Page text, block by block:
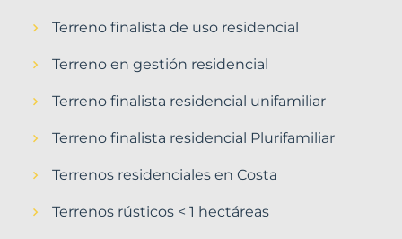
Terreno finalista de uso residencial
Terreno en gestión residencial
Terreno finalista residencial unifamiliar
Terreno finalista residencial Plurifamiliar
Terrenos residenciales en Costa
Terrenos rústicos < 1 hectáreas